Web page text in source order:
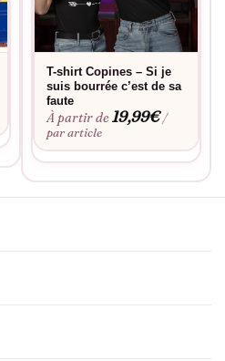
T-shirt Copines – Si je
suis bourrée c’est de sa
faute
À partir de19,99€ /
par article